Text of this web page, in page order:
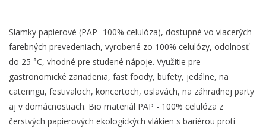
Slamky papierové (PAP- 100% celulóza), dostupné vo viacerých
farebných prevedeniach, vyrobené zo 100% celulózy, odolnosť
do 25 °C, vhodné pre studené nápoje. Využitie pre
gastronomické zariadenia, fast foody, bufety, jedálne, na
cateringu, festivaloch, koncertoch, oslavách, na záhradnej party
aj v domácnostiach. Bio materiál PAP - 100% celulóza z
čerstvých papierových ekologických vlákien s bariérou proti